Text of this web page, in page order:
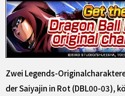
Zwei Legends-
der Saiyajin in Rot (DBL00-03),